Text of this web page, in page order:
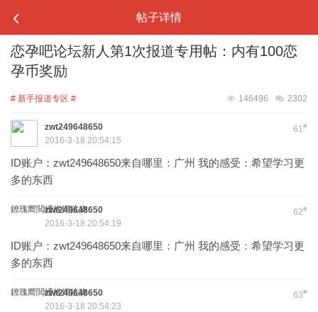
帖子详情
恋孕吧论坛新人第1次报道专用帖：内有100恋
孕币奖励
# 新手报道专区 # 2302
146496
61#
zwt249648650
2016-3-18 20:54:15
ID账户：zwt249648650来自哪里：广州 我的感受：希望学习更
多的东西
鐐瑰嚮閲嶆柊鍔犺浇 62#
zwt249648650
2016-3-18 20:54:19
ID账户：zwt249648650来自哪里：广州 我的感受：希望学习更
多的东西
鐐瑰嚮閲嶆柊鍔犺浇 63#
zwt249648650
2016-3-18 20:54:23